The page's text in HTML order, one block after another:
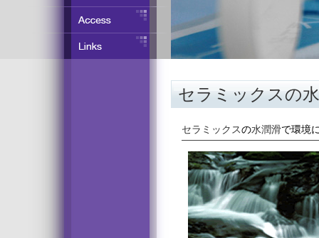
セラミックスの
セラミックスの水潤滑で環境